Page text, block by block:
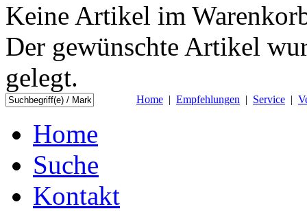
Keine Artikel im
Der gewünschte Artikel
gelegt.
Home | Empfehlungen | Service |
Home
Suche
Kontakt